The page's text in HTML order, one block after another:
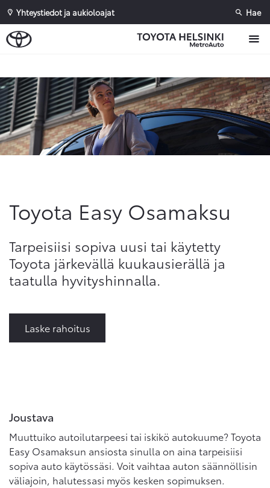
Yhteystiedot ja aukioloajat Hae
Toyota Easy Osamaksu
Tarpeisiisi sopiva uusi tai käytetty
Toyota järkevällä kuukausierällä ja
taatulla hyvityshinnalla.
Laske rahoitus
Joustava
Muuttuiko autoilutarpeesi tai iskikö autokuume? Toyota
Easy Osamaksun ansiosta sinulla on aina tarpeisiisi
sopiva auto käytössäsi. Voit vaihtaa auton säännöllisin
väliajoin, halutessasi myös kesken sopimuksen.